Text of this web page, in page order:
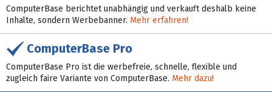
ComputerBase berichtet unabhängig und verkauft deshalb keine
Inhalte, sondern Werbebanner. Mehr erfahren!
ComputerBase Pro
ComputerBase Pro ist die werbefreie, schnelle, flexible und
zugleich faire Variante von ComputerBase. Mehr dazu!